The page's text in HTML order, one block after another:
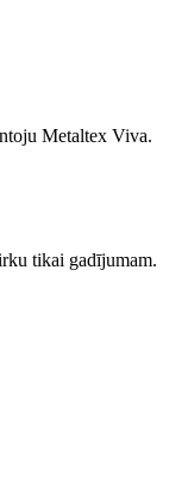
Metaltex Viva.
tikai gadījumam.